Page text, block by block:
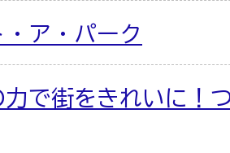
ア・パーク
力で街をきれいに！